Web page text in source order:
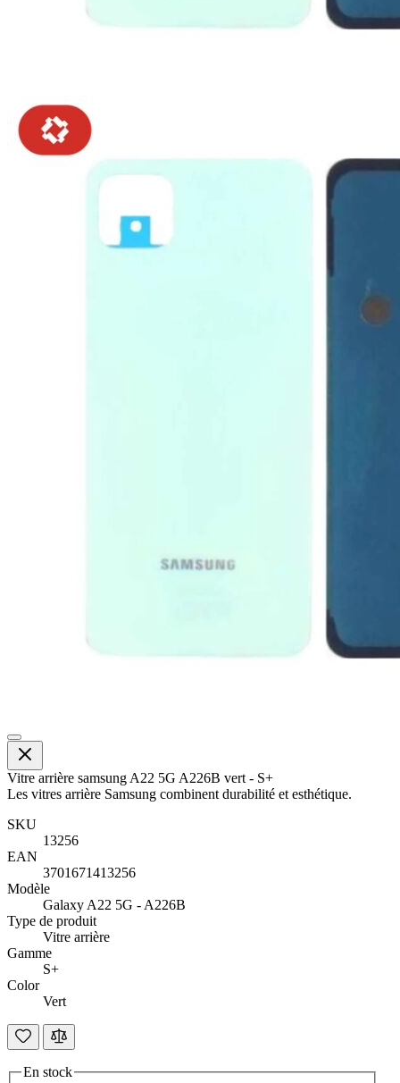
Vitre arrière samsung A22 5G A226B vert - S+
Les vitres arrière Samsung combinent durabilité et esthétique.
SKU
13256
EAN
3701671413256
Modèle
Galaxy A22 5G - A226B
Type de produit
Vitre arrière
Gamme
S+
Color
Vert
En stock